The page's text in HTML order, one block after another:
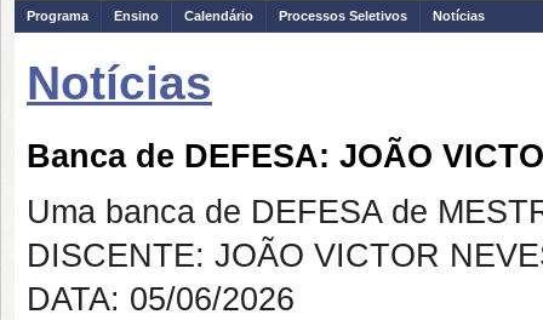
Programa Ensino Calendário Processos Seletivos Notícias
Notícias
Banca de DEFESA: JOÃO
Uma banca de DEFESA de
DISCENTE: JOÃO VICTOR
DATA: 05/06/2026